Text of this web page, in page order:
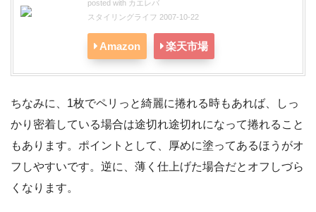
ネイルネイル ネイルトリートメント N
14g
posted withカエレバ
Amazon 楽天市場